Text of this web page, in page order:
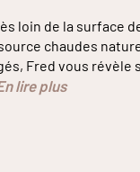
loin de la surface
chaudes
Fred vous révèle
lire plus